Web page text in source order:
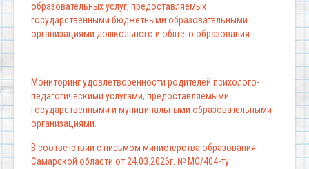
образовательных услуг, предоставляемых
государственными бюджетными образовательными
организациями дошкольного и общего образования
Мониторинг удовлетворенности родителей психолого-
педагогическими услугами, предоставляемыми
государственными и муниципальными образовательными
организациями.
В соответствии с письмом министерства образования
Самарской области от 24.03.2026г. № МО/404-ту